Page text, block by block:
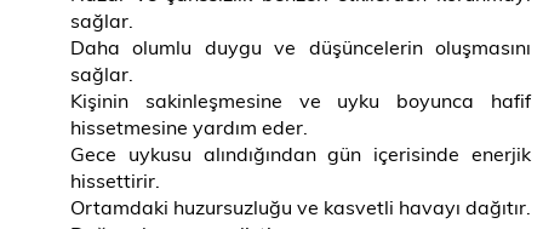
sağlar.
Daha olumlu duygu ve düşüncelerin oluşmasını
sağlar.
Kişinin sakinleşmesine ve uyku boyunca hafif
hissetmesine yardım eder.
Gece uykusu alındığından gün içerisinde enerjik
hissettirir.
Ortamdaki huzursuzluğu ve kasvetli havayı dağıtır.